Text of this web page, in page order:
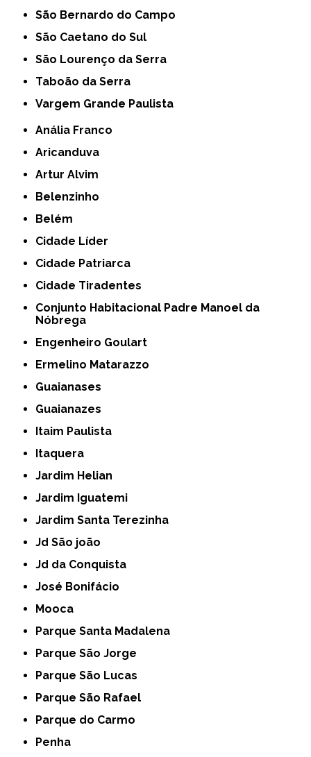
São Bernardo do Campo
São Caetano do Sul
São Lourenço da Serra
Taboão da Serra
Vargem Grande Paulista
Anália Franco
Aricanduva
Artur Alvim
Belenzinho
Belém
Cidade Líder
Cidade Patriarca
Cidade Tiradentes
Conjunto Habitacional Padre Manoel da
Nóbrega
Engenheiro Goulart
Ermelino Matarazzo
Guaianases
Guaianazes
Itaim Paulista
Itaquera
Jardim Helian
Jardim Iguatemi
Jardim Santa Terezinha
Jd São joão
Jd da Conquista
José Bonifácio
Mooca
Parque Santa Madalena
Parque São Jorge
Parque São Lucas
Parque São Rafael
Parque do Carmo
Penha